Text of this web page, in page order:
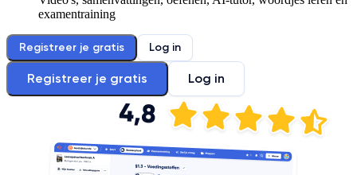
examentraining
Registreer je gratis Log in
Registreer je gratis Log in